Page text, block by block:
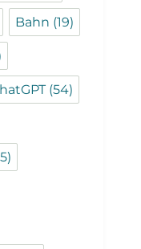
Bahn (19)
(54)